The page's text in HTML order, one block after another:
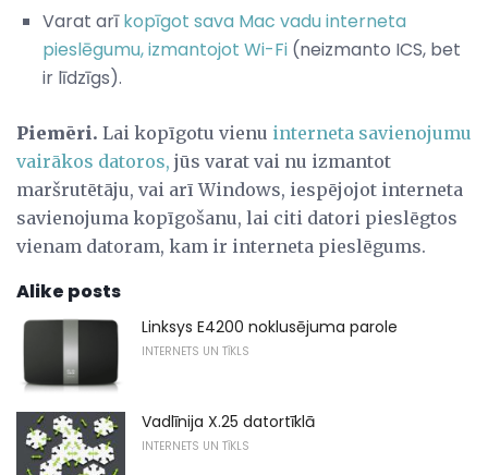
Varat arīkopīgot sava Mac vadu interneta
pieslēgumu, izmantojot Wi-Fi (neizmanto ICS, bet
ir līdzīgs).
Piemēri. Lai kopīgotu vienu interneta savienojumu
vairākos datoros, jūs varat vai nu izmantot
maršrutētāju, vai arī Windows, iespējojot interneta
savienojuma kopīgošanu, lai citi datori pieslēgtos
vienam datoram, kam ir interneta pieslēgums.
Alike posts
Linksys E4200 noklusējuma parole
INTERNETS UN TĪKLS
Vadlīnija X.25 datortīklā
INTERNETS UN TĪKLS